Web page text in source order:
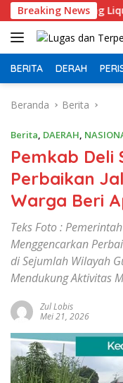
Langsung
ke
konten
Breaking News
Liquid, Warga
BERITA DERAH
Beranda Berita
Berita, DAERAH,
Pemkab Deli
Perbaikan
Warga Beri
Teks Foto :
Menggencarkan
di Sejumlah Wilayah
Mendukung Aktivitas
Zul Lobis
Mei 21, 2026